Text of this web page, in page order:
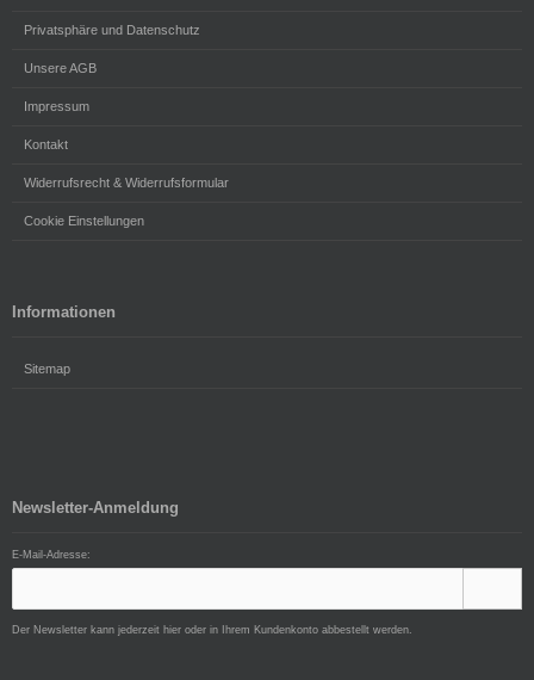
Privatsphäre und Datenschutz
Unsere AGB
Impressum
Kontakt
Widerrufsrecht & Widerrufsformular
Cookie Einstellungen
Informationen
Sitemap
Newsletter-Anmeldung
E-Mail-Adresse:
Der Newsletter kann jederzeit hier oder in Ihrem Kundenkonto abbestellt werden.